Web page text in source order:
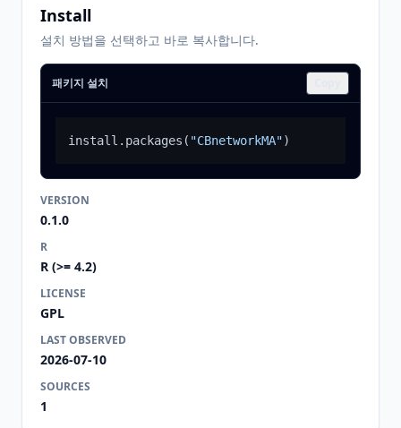
Install
설치 방법을 선택하고 바로 복사합니다.
패키지 설치
install.packages ( "CBnetworkMA")
VERSION
0.1.0
R
R (>= 4.2)
LICENSE
GPL
LAST OBSERVED
2026-07-10
SOURCES
1